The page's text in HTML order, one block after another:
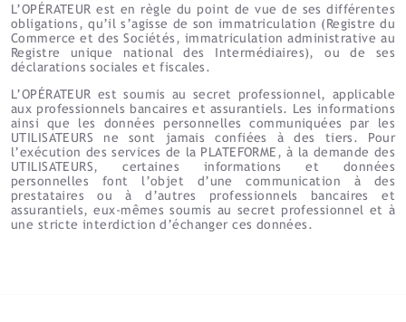
L’OPÉRATEUR est en règle du point de vue de ses différentes
obligations, qu’il s’agisse de son immatriculation (Registre du
Commerce et des Sociétés, immatriculation administrative au
Registre unique national des Intermédiaires), ou de ses
déclarations sociales et fiscales.
L’OPÉRATEUR est soumis au secret professionnel, applicable
aux professionnels bancaires et assurantiels. Les informations
ainsi que les données personnelles communiquées par les
UTILISATEURS ne sont jamais confiées à des tiers. Pour
l’exécution des services de la PLATEFORME, à la demande des
UTILISATEURS, certaines informations et données
personnelles font l’objet d’une communication à des
prestataires ou à d’autres professionnels bancaires et
assurantiels, eux-mêmes soumis au secret professionnel et à
une stricte interdiction d’échanger ces données.